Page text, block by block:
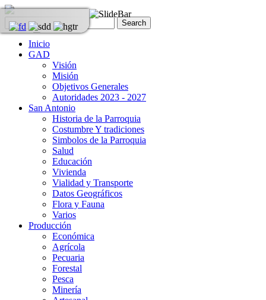
Inicio
GAD
Visión
Misión
Objetivos Generales
Autoridades 2023 - 2027
San Antonio
Historia de la Parroquia
Costumbre Y tradiciones
Simbolos de la Parroquia
Salud
Educación
Vivienda
Vialidad y Transporte
Datos Geográficos
Flora y Fauna
Varios
Producción
Económica
Agrícola
Pecuaria
Forestal
Pesca
Minería